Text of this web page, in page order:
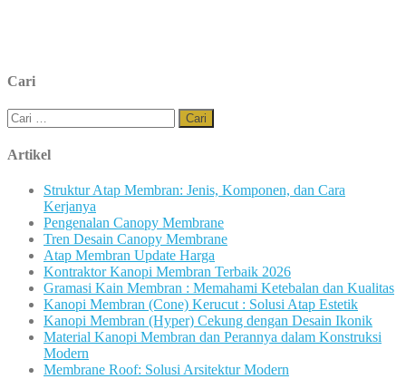
Cari
Cari
untuk:
Artikel
Struktur Atap Membran: Jenis, Komponen, dan Cara
Kerjanya
Pengenalan Canopy Membrane
Tren Desain Canopy Membrane
Atap Membran Update Harga
Kontraktor Kanopi Membran Terbaik 2026
Gramasi Kain Membran : Memahami Ketebalan dan Kualitas
Kanopi Membran (Cone) Kerucut : Solusi Atap Estetik
Kanopi Membran (Hyper) Cekung dengan Desain Ikonik
Material Kanopi Membran dan Perannya dalam Konstruksi
Modern
Membrane Roof: Solusi Arsitektur Modern